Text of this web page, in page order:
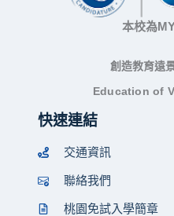
本校為
創造教育遠
Education of
快速連結
交通資訊
聯絡我們
桃園免試入學簡章